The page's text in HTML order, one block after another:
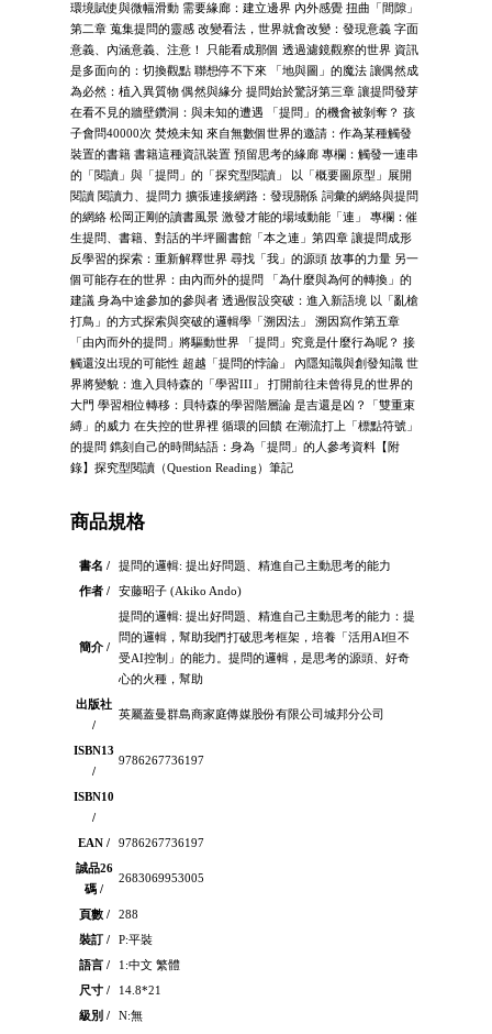
環境賦使與微幅滑動 需要緣廊：建立邊界 內外感覺 扭曲「間隙」
第二章 蒐集提問的靈感 改變看法，世界就會改變：發現意義 字面
意義、內涵意義、注意！ 只能看成那個 透過濾鏡觀察的世界 資訊
是多面向的：切換觀點 聯想停不下來 「地與圖」的魔法 讓偶然成
為必然：植入異質物 偶然與緣分 提問始於驚訝第三章 讓提問發芽
在看不見的牆壁鑽洞：與未知的遭遇 「提問」的機會被剝奪？ 孩
子會問40000次 焚燒未知 來自無數個世界的邀請：作為某種觸發
裝置的書籍 書籍這種資訊裝置 預留思考的緣廊 專欄：觸發一連串
的「閱讀」與「提問」的「探究型閱讀」 以「概要圖原型」展開
閱讀 閱讀力、提問力 擴張連接網路：發現關係 詞彙的網絡與提問
的網絡 松岡正剛的讀書風景 激發才能的場域動能「連」 專欄：催
生提問、書籍、對話的半坪圖書館「本之連」第四章 讓提問成形
反學習的探索：重新解釋世界 尋找「我」的源頭 故事的力量 另一
個可能存在的世界：由內而外的提問 「為什麼與為何的轉換」的
建議 身為中途參加的參與者 透過假設突破：進入新語境 以「亂槍
打鳥」的方式探索與突破的邏輯學「溯因法」 溯因寫作第五章
「由內而外的提問」將驅動世界 「提問」究竟是什麼行為呢？ 接
觸還沒出現的可能性 超越「提問的悖論」 內隱知識與創發知識 世
界將變貌：進入貝特森的「學習III」 打開前往未曾得見的世界的
大門 學習相位轉移：貝特森的學習階層論 是吉還是凶？「雙重束
縛」的威力 在失控的世界裡 循環的回饋 在潮流打上「標點符號」
的提問 鐫刻自己的時間結語：身為「提問」的人參考資料【附
錄】探究型閱讀（Question Reading）筆記
商品規格
書名 /
提問的邏輯: 提出好問題、精進自己主動思考的能力
作者 /
安藤昭子 (Akiko Ando)
簡介 /
提問的邏輯: 提出好問題、精進自己主動思考的能力：提
問的邏輯，幫助我們打破思考框架，培養「活用AI但不
受AI控制」的能力。提問的邏輯，是思考的源頭、好奇
心的火種，幫助
出版社
/
英屬蓋曼群島商家庭傳媒股份有限公司城邦分公司
ISBN13
/
9786267736197
ISBN10
/
EAN /
9786267736197
誠品26
碼 /
2683069953005
頁數 /
288
裝訂 /
P:平裝
語言 /
1:中文 繁體
尺寸 /
14.8*21
級別 /
N:無